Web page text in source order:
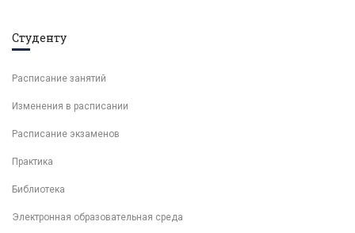
Студенту
Расписание занятий
Изменения в расписании
Расписание экзаменов
Практика
Библиотека
Электронная образовательная среда